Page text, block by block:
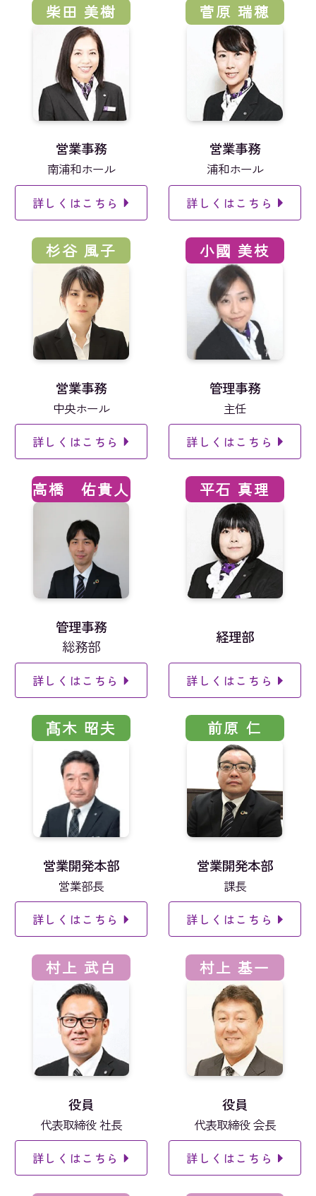
柴田 美樹
営業事務
南浦和ホール
詳しくはこちら
菅原 瑞穂
営業事務
浦和ホール
詳しくはこちら
杉谷 風子
営業事務
中央ホール
詳しくはこちら
小國 美枝
管理事務
主任
詳しくはこちら
高橋 佑貴人
管理事務
総務部
詳しくはこちら
平石 真理
経理部
詳しくはこちら
髙木 昭夫
営業開発本部
営業部長
詳しくはこちら
前原 仁
営業開発本部
課長
詳しくはこちら
村上 武白
役員
代表取締役 社長
詳しくはこちら
村上 基一
役員
代表取締役 会長
詳しくはこちら